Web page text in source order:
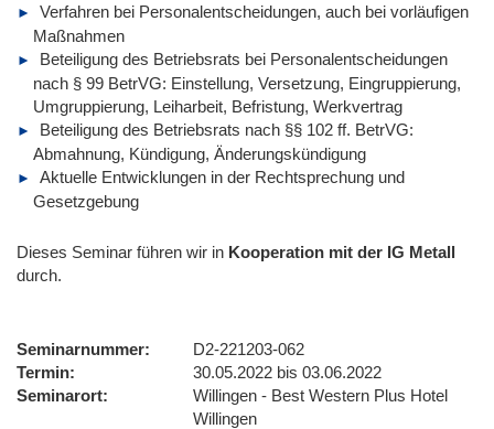
Verfahren bei Personalentscheidungen, auch bei vorläufigen
Maßnahmen
Beteiligung des Betriebsrats bei Personalentscheidungen
nach § 99 BetrVG: Einstellung, Versetzung, Eingruppierung,
Umgruppierung, Leiharbeit, Befristung, Werkvertrag
Beteiligung des Betriebsrats nach §§ 102 ff. BetrVG:
Abmahnung, Kündigung, Änderungskündigung
Aktuelle Entwicklungen in der Rechtsprechung und
Gesetzgebung
Dieses Seminar führen wir in Kooperation mit der IG Metall
durch.
Seminarnummer
D2-221203-062
Termin
30.05.2022 bis 03.06.2022
Seminarort
Willingen - Best Western Plus Hotel
Willingen